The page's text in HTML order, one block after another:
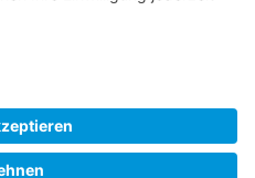
forum niederrhein
oder LinkedIn.